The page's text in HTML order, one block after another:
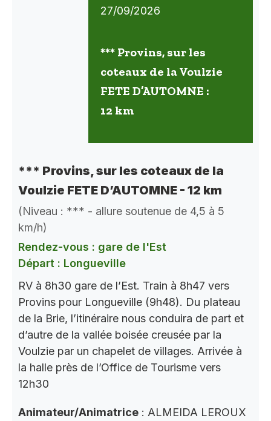
27/09/2026
*** Provins, sur les
coteaux de la Voulzie
FETE D’AUTOMNE :
12 km
*** Provins, sur les coteaux de la
Voulzie FETE D’AUTOMNE - 12 km
(Niveau : *** - allure soutenue de 4,5 à 5
km/h)
Rendez-vous : gare de l'Est
Départ : Longueville
RV à 8h30 gare de l’Est. Train à 8h47 vers
Provins pour Longueville (9h48). Du plateau
de la Brie, l’itinéraire nous conduira de part et
d’autre de la vallée boisée creusée par la
Voulzie par un chapelet de villages. Arrivée à
la halle près de l’Office de Tourisme vers
12h30
Animateur/Animatrice : ALMEIDA LEROUX